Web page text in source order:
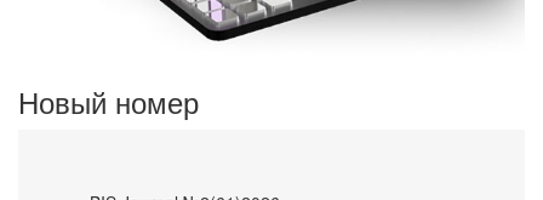
Новый номер